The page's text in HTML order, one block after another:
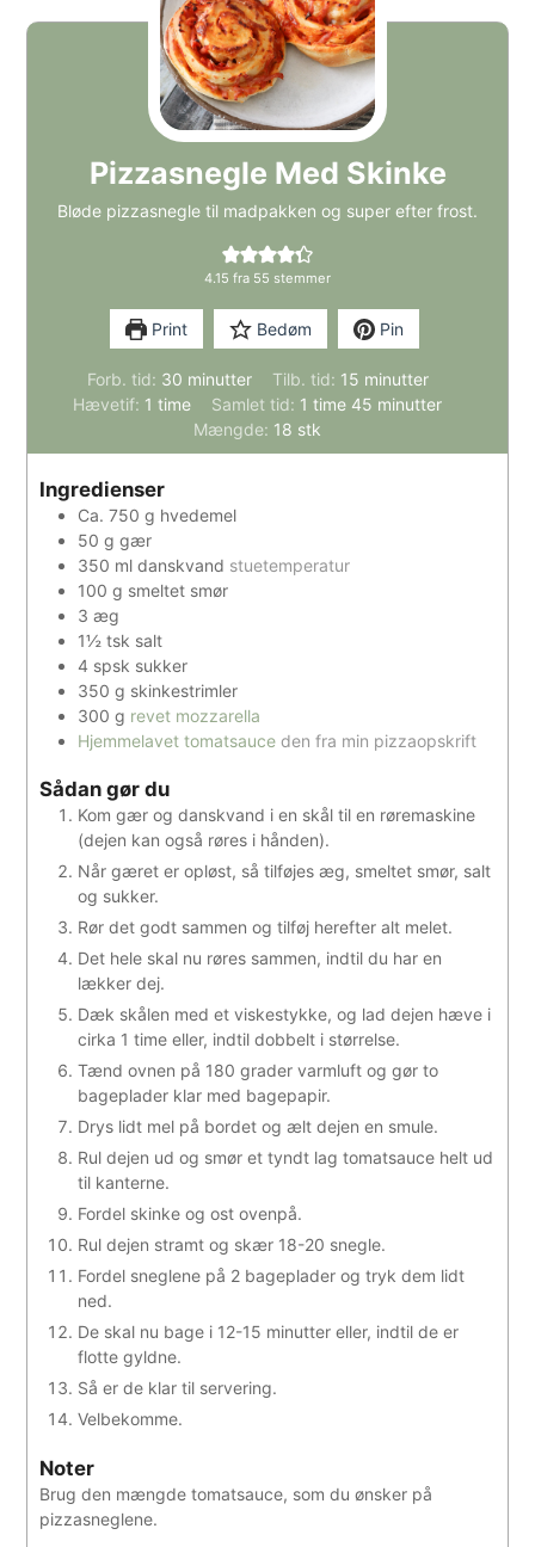
Pizzasnegle Med Skinke
Bløde pizzasnegle til madpakken og super efter frost.
4.15 fra 55 stemmer
Print Bedøm Pin
Forb. tid: 30minutter
minutter Tilb. tid: 15minutter
minutter
Hævetif: 1 time
time Samlet tid: 1 time
time 45 minutter
minutter
Mængde: 18 stk
Ingredienser
Ca. 750 g hvedemel
50 g gær
350 ml danskvand stuetemperatur
100 g smeltet smør
3 æg
1½ tsk salt
4 spsk sukker
350 g skinkestrimler
300 g revet mozzarella
Hjemmelavet tomatsauceden fra min pizzaopskrift
Sådan gør du
Kom gær og danskvand i en skål til en røremaskine
(dejen kan også røres i hånden).
Når gæret er opløst, så tilføjes æg, smeltet smør, salt
og sukker.
Rør det godt sammen og tilføj herefter alt melet.
Det hele skal nu røres sammen, indtil du har en
lækker dej.
Dæk skålen med et viskestykke, og lad dejen hæve i
cirka 1 time eller, indtil dobbelt i størrelse.
Tænd ovnen på 180 grader varmluft og gør to
bageplader klar med bagepapir.
Drys lidt mel på bordet og ælt dejen en smule.
Rul dejen ud og smør et tyndt lag tomatsauce helt ud
til kanterne.
Fordel skinke og ost ovenpå.
Rul dejen stramt og skær 18-20 snegle.
Fordel sneglene på 2 bageplader og tryk dem lidt
ned.
De skal nu bage i 12-15 minutter eller, indtil de er
flotte gyldne.
Så er de klar til servering.
Velbekomme.
Noter
Brug den mængde tomatsauce, som du ønsker på
pizzasneglene.